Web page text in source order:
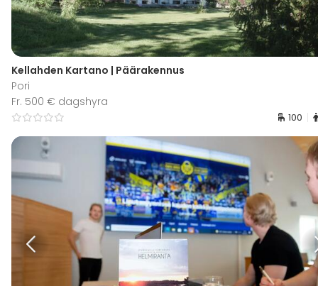
Kellahden Kartano | Päärakennus
Pori
Fr. 500 € dagshyra
100